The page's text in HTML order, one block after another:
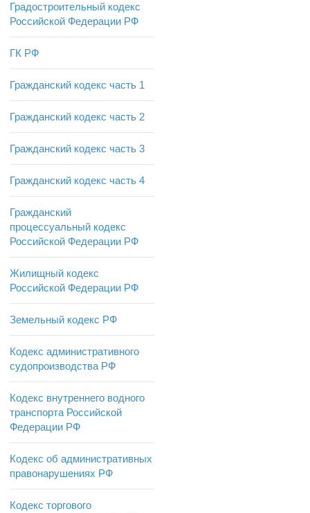
Градостроительный кодекс
Российской Федерации РФ
ГК РФ
Гражданский кодекс часть 1
Гражданский кодекс часть 2
Гражданский кодекс часть 3
Гражданский кодекс часть 4
Гражданский
процессуальный кодекс
Российской Федерации РФ
Жилищный кодекс
Российской Федерации РФ
Земельный кодекс РФ
Кодекс административного
судопроизводства РФ
Кодекс внутреннего водного
транспорта Российской
Федерации РФ
Кодекс об административных
правонарушениях РФ
Кодекс торгового